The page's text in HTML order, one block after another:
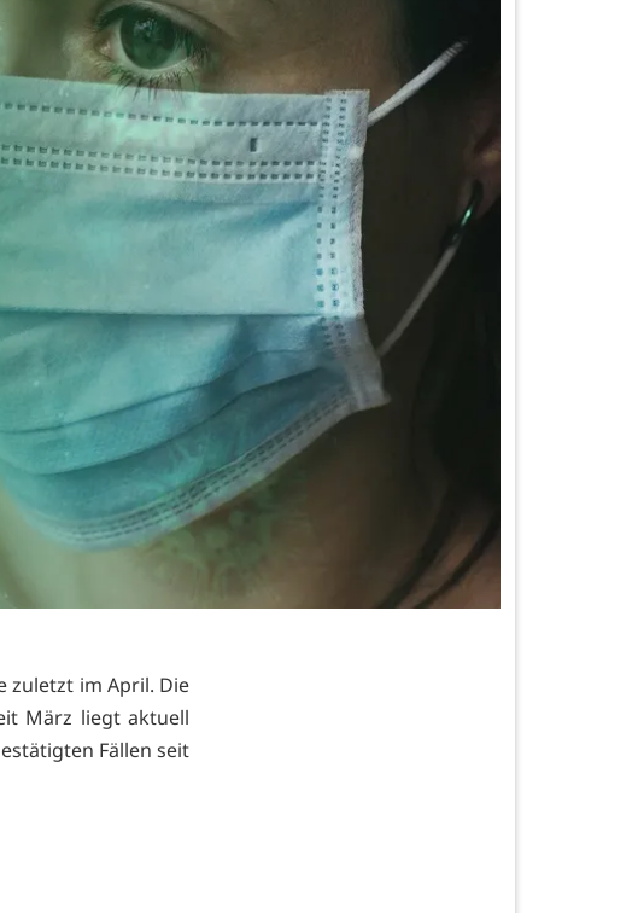
zuletzt im April. Die
März liegt aktuell
Fällen seit